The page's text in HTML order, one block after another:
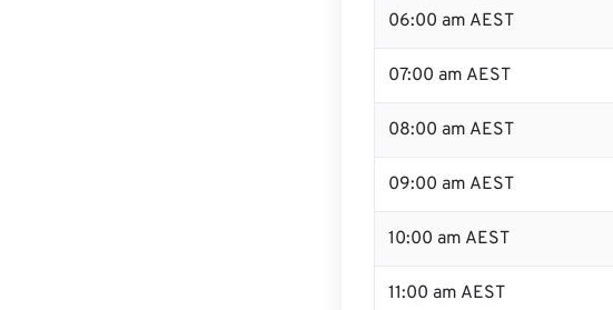
06:00 am AEST
07:00 am AEST
08:00 am AEST
09:00 am AEST
10:00 am AEST
11:00 am AEST